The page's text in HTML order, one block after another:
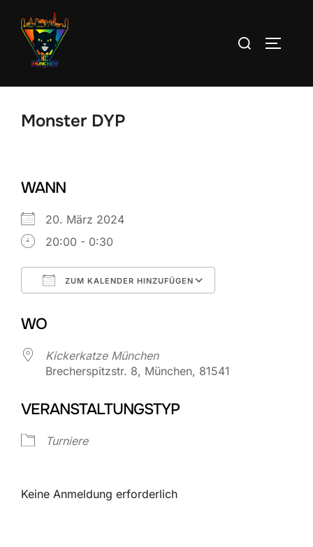
Inhalt
springen
Suchen
Monster DYP
WANN
20. März 2024
20:00 - 0:30
ZUM KALENDER HINZUFÜGEN
WO
Kickerkatze München
Brecherspitzstr. 8, München, 81541
VERANSTALTUNGSTYP
Turniere
Keine Anmeldung erforderlich